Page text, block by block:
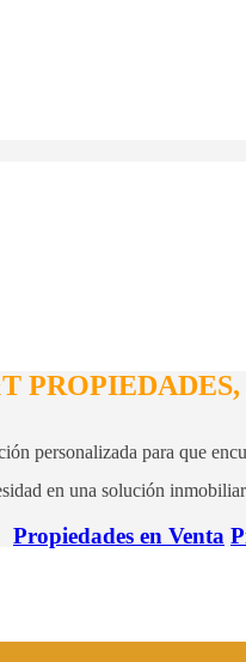
PROPIEDADES,
personalizada para que
en una solución
Propiedades en Venta